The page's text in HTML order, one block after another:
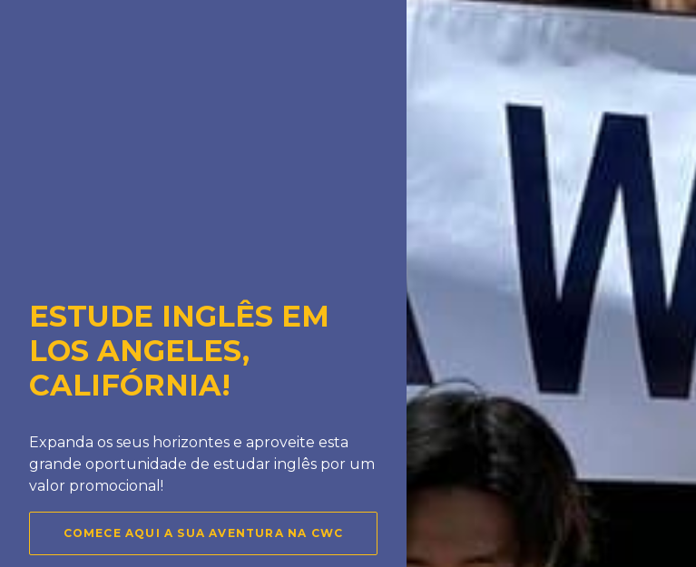
ESTUDE INGLÊS EM
LOS ANGELES,
CALIFÓRNIA!
Expanda os seus horizontes e aproveite esta
grande oportunidade de estudar inglês por um
valor promocional!
COMECE AQUI A SUA AVENTURA NA CWC